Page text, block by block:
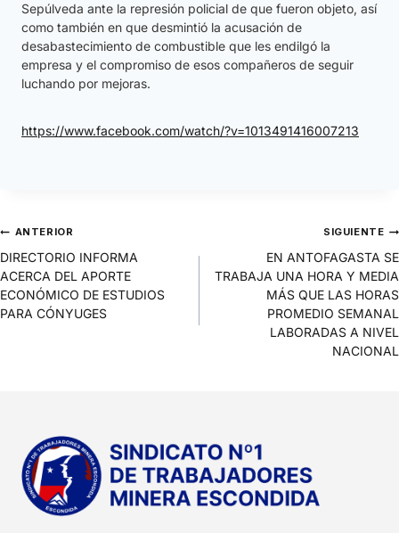
Sepúlveda ante la represión policial de que fueron objeto, así
como también en que desmintió la acusación de
desabastecimiento de combustible que les endilgó la
empresa y el compromiso de esos compañeros de seguir
luchando por mejoras.
https://www.facebook.com/watch/?v=1013491416007213
ANTERIOR
DIRECTORIO INFORMA
ACERCA DEL APORTE
ECONÓMICO DE ESTUDIOS
PARA CÓNYUGES
SIGUIENTE
EN ANTOFAGASTA SE
TRABAJA UNA HORA Y MEDIA
MÁS QUE LAS HORAS
PROMEDIO SEMANAL
LABORADAS A NIVEL
NACIONAL